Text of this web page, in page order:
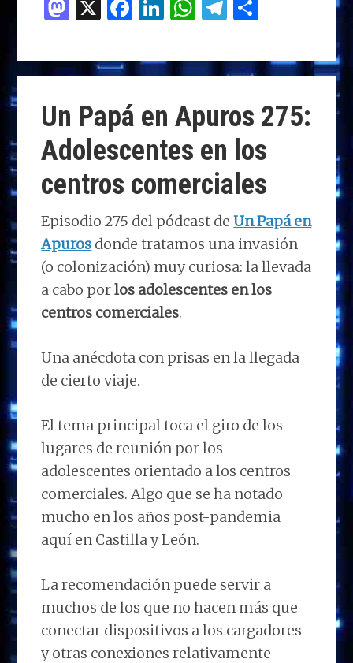
M
to
d
o
n
X F
ce
b
o
o
k
Li
k
e
dI
n
W
at
s
A
p
p
T
e
g
ra
m
m
p
ar
ti
r
Un Papá en Apuros 275:
Adolescentes en los
centros comerciales
Episodio 275 del pódcast deUn Papá en
Apuros donde tratamos una invasión
(o colonización) muy curiosa: la llevada
a cabo porlos adolescentes en los
centros comerciales.
Una anécdota con prisas en la llegada
de cierto viaje.
El tema principal toca el giro de los
lugares de reunión por los
adolescentes orientado a los centros
comerciales. Algo que se ha notado
mucho en los años post-pandemia
aquí en Castilla y León.
La recomendación puede servir a
muchos de los que no hacen más que
conectar dispositivos a los cargadores
y otras conexiones relativamente